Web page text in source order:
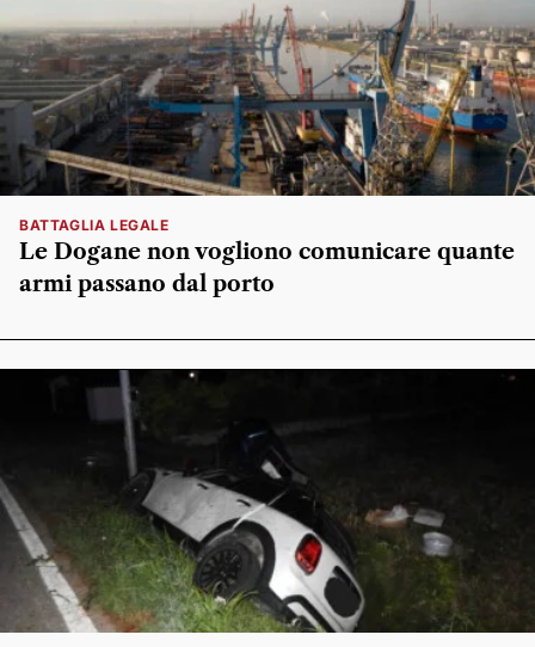
BATTAGLIA LEGALE
Le Dogane non vogliono comunicare quante
armi passano dal porto